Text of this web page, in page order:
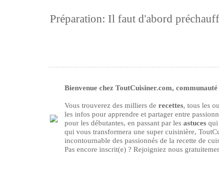
Préparation: Il faut d'abord
Bienvenue chez ToutCuisiner.com, communauté
Vous trouverez des milliers de recettes, tous les
les infos pour apprendre et partager entre
pour les débutantes, en passant par les astuces qui
qui vous transformera une super cuisinière,
incontournable des passionnés de la recette de
Pas encore inscrit(e) ? Rejoigniez nous